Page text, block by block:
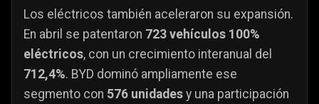
Los eléctricos también aceleraron su expansión.
En abril se patentaron 723 vehículos 100%
eléctricos, con un crecimiento interanual del
712,4%. BYD dominó ampliamente ese
segmento con 576 unidades y una participación